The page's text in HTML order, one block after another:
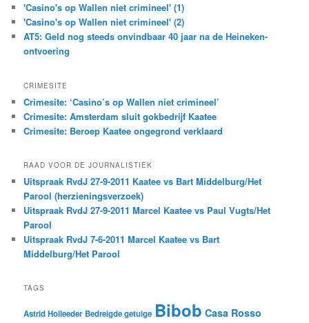
'Casino's op Wallen niet crimineel' (1)
'Casino's op Wallen niet crimineel' (2)
AT5: Geld nog steeds onvindbaar 40 jaar na de Heineken-
ontvoering
CRIMESITE
Crimesite: ‘Casino’s op Wallen niet crimineel’
Crimesite: Amsterdam sluit gokbedrijf Kaatee
Crimesite: Beroep Kaatee ongegrond verklaard
RAAD VOOR DE JOURNALISTIEK
Uitspraak RvdJ 27-9-2011 Kaatee vs Bart Middelburg/Het
Parool (herzieningsverzoek)
Uitspraak RvdJ 27-9-2011 Marcel Kaatee vs Paul Vugts/Het
Parool
Uitspraak RvdJ 7-6-2011 Marcel Kaatee vs Bart
Middelburg/Het Parool
TAGS
Astrid Holleeder Bedreigde getuige Bibob Casa Rosso